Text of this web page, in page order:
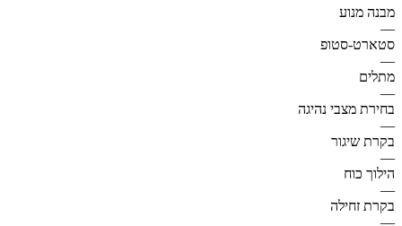
מבנה מנוע
—
סטארט-סטופ
—
מתלים
—
בחירת מצבי נהיגה
—
בקרת שיגור
—
הילוך כוח
—
בקרת זחילה
—